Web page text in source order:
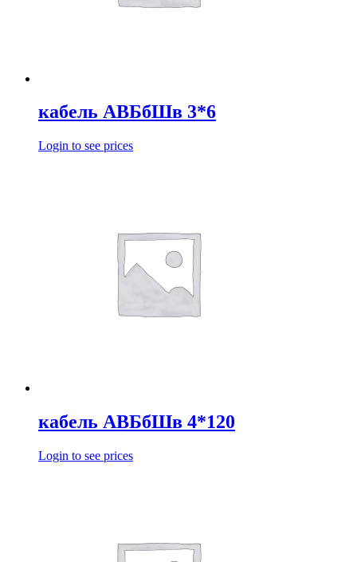
кабель АВБбШв 3*6
Login to see prices
кабель АВБбШв 4*120
Login to see prices